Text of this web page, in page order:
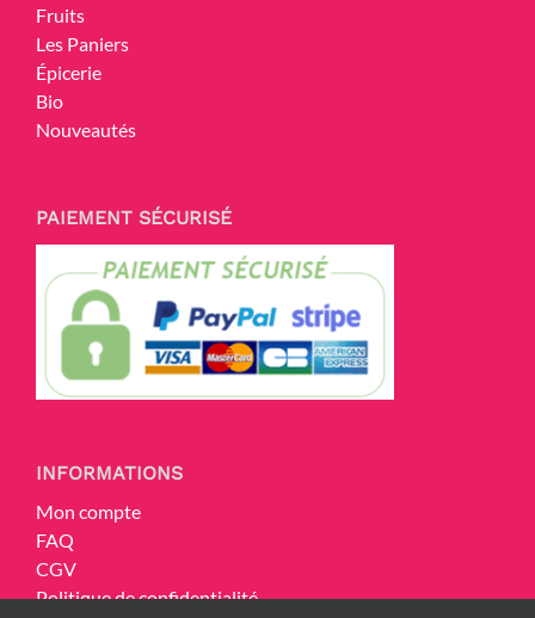
Fruits
Les Paniers
Épicerie
Bio
Nouveautés
PAIEMENT SÉCURISÉ
INFORMATIONS
Mon compte
FAQ
CGV
Politique de confidentialité